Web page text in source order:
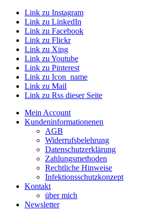
Link zu Instagram
Link zu LinkedIn
Link zu Facebook
Link zu Flickr
Link zu Xing
Link zu Youtube
Link zu Pinterest
Link zu Icon_name
Link zu Mail
Link zu Rss dieser Seite
Mein Account
Kundeninformationenen
AGB
Widerrufsbelehrung
Datenschutzerklärung
Zahlungsmethoden
Rechtliche Hinweise
Infektionsschutzkonzept
Kontakt
über mich
Newsletter